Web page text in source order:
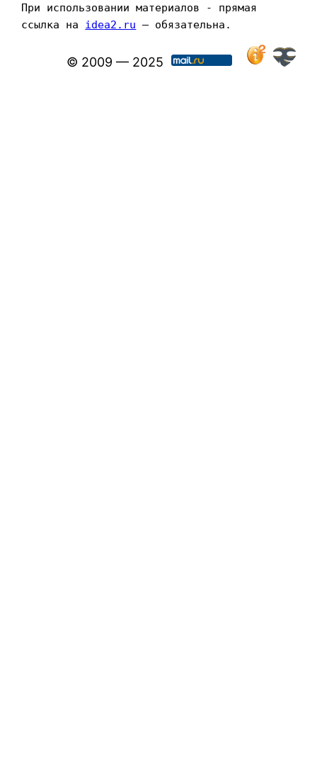
При использовании материалов - прямая
ссылка на idea2.ru — обязательна.
© 2009 — 2025